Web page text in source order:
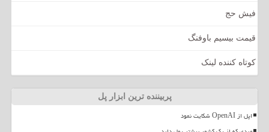
فیش حج
قیمت بیسیم باوفنگ
کوتاه کننده لینک
پربیننده ترین ابزار پل
اپل از OpenAI شکایت نمود